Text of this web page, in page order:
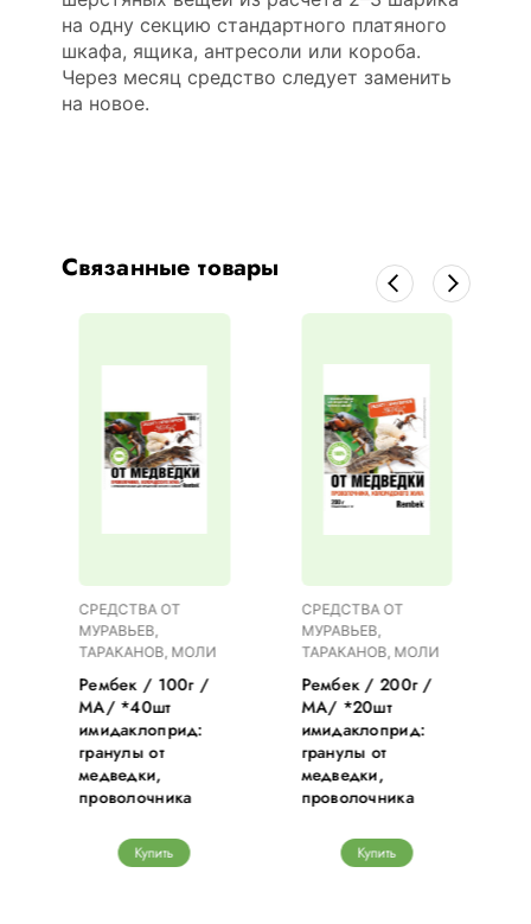
на одну секцию стандартного платяного
шкафа, ящика, антресоли или короба.
Через месяц средство следует заменить
на новое.
Связанные товары
СРЕДСТВА ОТ
МУРАВЬЕВ,
ТАРАКАНОВ, МОЛИ
Рембек / 100г /
МА/ *40шт
имидаклоприд:
гранулы от
медведки,
проволочника
Купить
СРЕДСТВА ОТ
МУРАВЬЕВ,
ТАРАКАНОВ, МОЛИ
Рембек / 200г /
МА/ *20шт
имидаклоприд:
гранулы от
медведки,
проволочника
Купить